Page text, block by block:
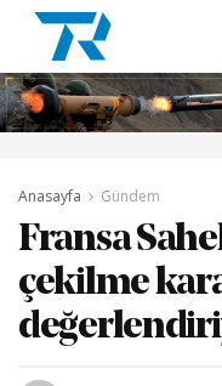
Anasayfa Gündem
Fransa
çekilme